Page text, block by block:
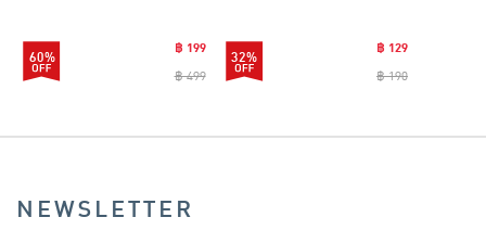
60%
฿ 199
฿ 499
32%
฿ 129
฿ 190
NEWSLETTER